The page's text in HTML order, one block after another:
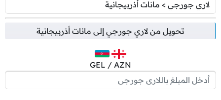
تحويل منلاري جورجي إلى مانات أذربيجانية
GEL / AZN